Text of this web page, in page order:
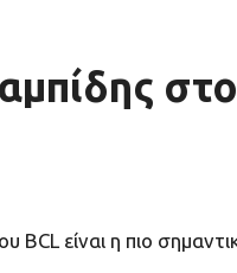
BCL είναι η πιο